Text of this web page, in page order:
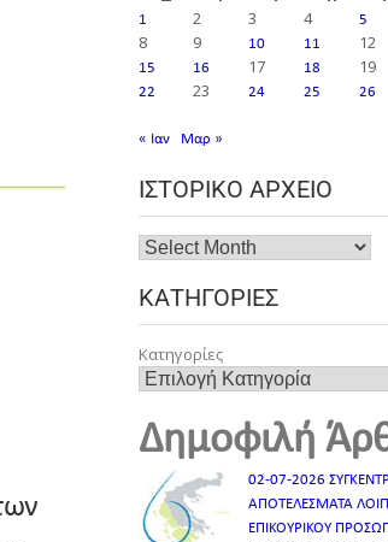
1 2 3 4 5
8
9 10 11 12
15 16 17 18 19
22 23 24 25 26
« Ιαν Μαρ »
ΙΣΤΟΡΙΚΌ ΑΡΧΕΊΟ
ΚΑΤΗΓΟΡΊΕΣ
Κατηγορίες
Δημοφιλή
02-07-2026
ΑΠΟΤΕΛΕΣΜΑΤΑ
ΕΠΙΚΟΥΡΙΚΟΥ